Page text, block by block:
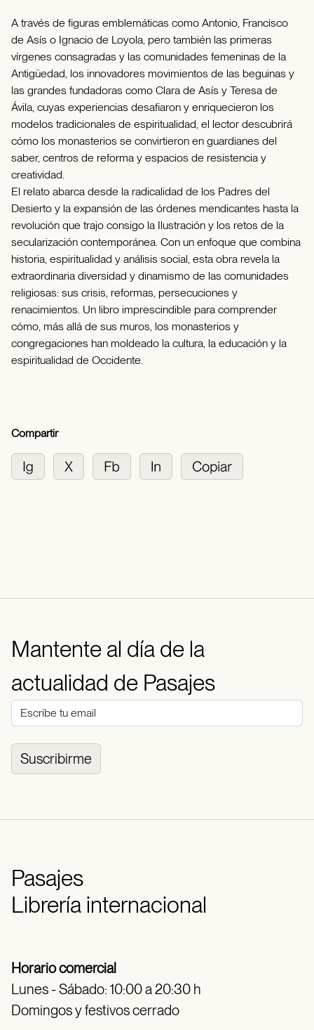
A través de figuras emblemáticas como Antonio, Francisco
de Asís o Ignacio de Loyola, pero también las primeras
vírgenes consagradas y las comunidades femeninas de la
Antigüedad, los innovadores movimientos de las beguinas y
las grandes fundadoras como Clara de Asís y Teresa de
Ávila, cuyas experiencias desafiaron y enriquecieron los
modelos tradicionales de espiritualidad, el lector descubrirá
cómo los monasterios se convirtieron en guardianes del
saber, centros de reforma y espacios de resistencia y
creatividad.
El relato abarca desde la radicalidad de los Padres del
Desierto y la expansión de las órdenes mendicantes hasta la
revolución que trajo consigo la Ilustración y los retos de la
secularización contemporánea. Con un enfoque que combina
historia, espiritualidad y análisis social, esta obra revela la
extraordinaria diversidad y dinamismo de las comunidades
religiosas: sus crisis, reformas, persecuciones y
renacimientos. Un libro imprescindible para comprender
cómo, más allá de sus muros, los monasterios y
congregaciones han moldeado la cultura, la educación y la
espiritualidad de Occidente.
Compartir
Mantente al día de la
actualidad de Pasajes
Suscribirme
Pasajes
Librería internacional
Horario comercial
Lunes - Sábado: 10:00 a 20:30 h
Domingos y festivos cerrado